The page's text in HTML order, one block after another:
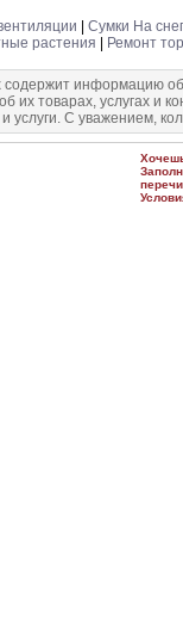
Сумки На
растения Ремонт
информацию
товарах, услугах и
услуги. С уважением,